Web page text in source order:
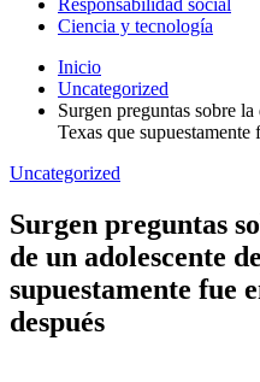
Responsabilidad social
Ciencia y tecnología
Inicio
Uncategorized
Surgen preguntas sobre
Texas que supuestamente
Uncategorized
Surgen preguntas
de un adolescente
supuestamente fue
después